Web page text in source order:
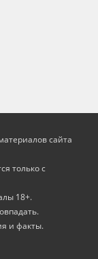
сайта
только с
18+.
и факты.